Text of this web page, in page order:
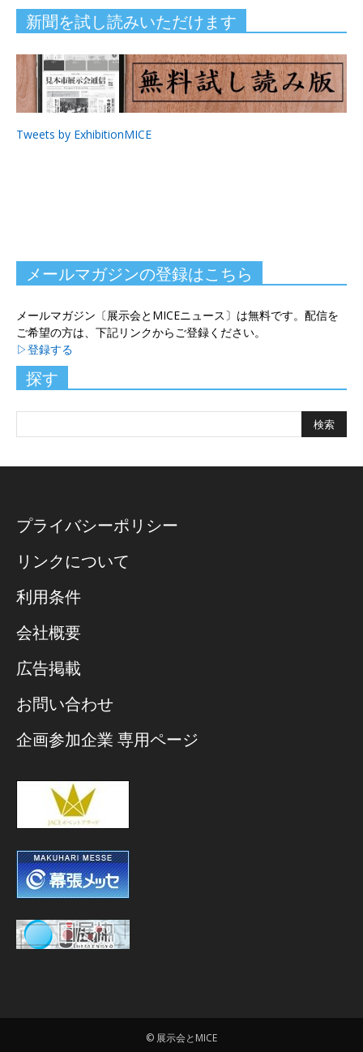
新聞を試し読みいただけます
Tweets by ExhibitionMICE
メールマガジンの登録はこちら
メールマガジン〔展示会とMICEニュース〕は無料です。配信を
ご希望の方は、下記リンクからご登録ください。
▷登録する
探す
プライバシーポリシー
リンクについて
利用条件
会社概要
広告掲載
お問い合わせ
企画参加企業 専用ページ
© 展示会とMICE